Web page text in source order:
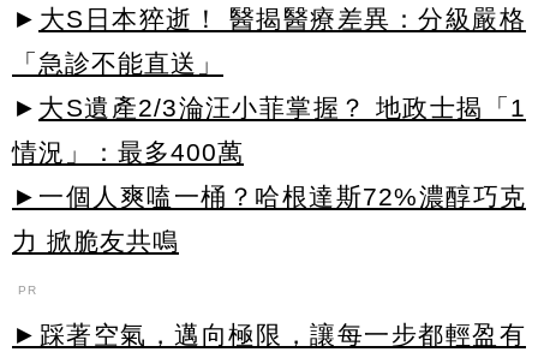
► 大S日本猝逝！ 醫揭醫療差異：分級嚴格
「急診不能直送」
► 大S遺產2/3淪汪小菲掌握？ 地政士揭「1
情況」：最多400萬
►一個人爽嗑一桶？哈根達斯72%濃醇巧克
力 掀脆友共鳴
PR
►踩著空氣，邁向極限，讓每一步都輕盈有